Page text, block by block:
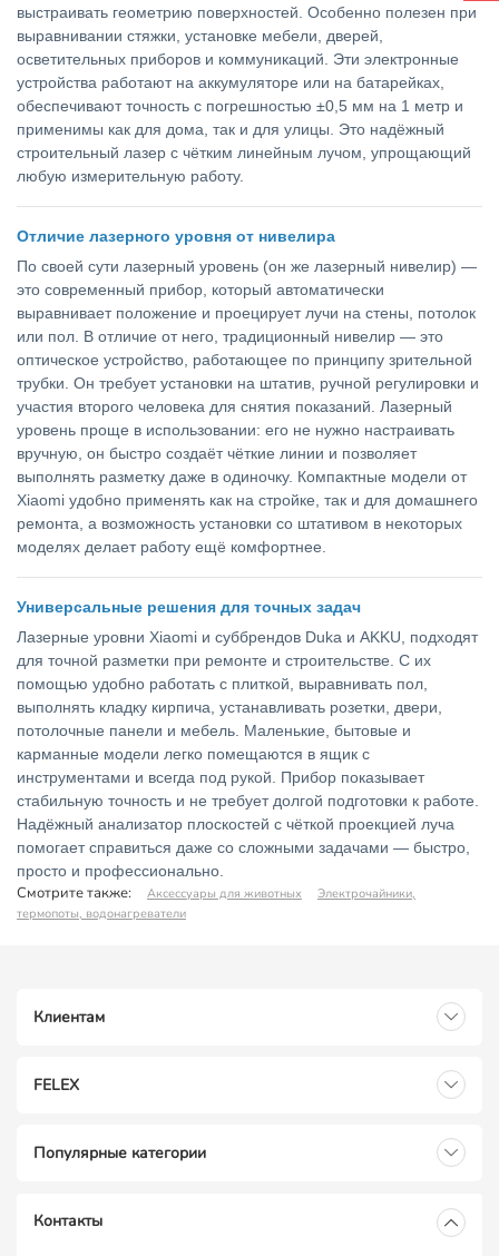
выстраивать геометрию поверхностей. Особенно полезен при
выравнивании стяжки, установке мебели, дверей,
осветительных приборов и коммуникаций. Эти электронные
устройства работают на аккумуляторе или на батарейках,
обеспечивают точность с погрешностью ±0,5 мм на 1 метр и
применимы как для дома, так и для улицы. Это надёжный
строительный лазер с чётким линейным лучом, упрощающий
любую измерительную работу.
Отличие лазерного уровня от нивелира
По своей сути лазерный уровень (он же лазерный нивелир) —
это современный прибор, который автоматически
выравнивает положение и проецирует лучи на стены, потолок
или пол. В отличие от него, традиционный нивелир — это
оптическое устройство, работающее по принципу зрительной
трубки. Он требует установки на штатив, ручной регулировки и
участия второго человека для снятия показаний. Лазерный
уровень проще в использовании: его не нужно настраивать
вручную, он быстро создаёт чёткие линии и позволяет
выполнять разметку даже в одиночку. Компактные модели от
Xiaomi удобно применять как на стройке, так и для домашнего
ремонта, а возможность установки со штативом в некоторых
моделях делает работу ещё комфортнее.
Универсальные решения для точных задач
Лазерные уровни Xiaomi и суббрендов Duka и AKKU, подходят
для точной разметки при ремонте и строительстве. С их
помощью удобно работать с плиткой, выравнивать пол,
выполнять кладку кирпича, устанавливать розетки, двери,
потолочные панели и мебель. Маленькие, бытовые и
карманные модели легко помещаются в ящик с
инструментами и всегда под рукой. Прибор показывает
стабильную точность и не требует долгой подготовки к работе.
Надёжный анализатор плоскостей с чёткой проекцией луча
помогает справиться даже со сложными задачами — быстро,
просто и профессионально.
Смотрите также: Аксессуары для животных
Электрочайники,
термопоты, водонагреватели
Клиентам
FELEX
Популярные категории
Контакты